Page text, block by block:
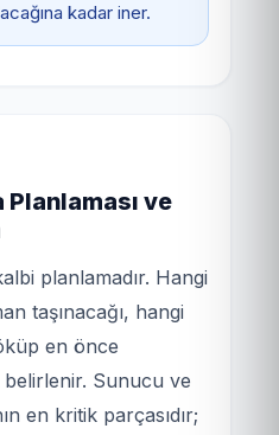
kadar iner.
Planlaması ve
planlamadır. Hangi
taşınacağı, hangi
en önce
belirlenir. Sunucu ve
en kritik parçasıdır;